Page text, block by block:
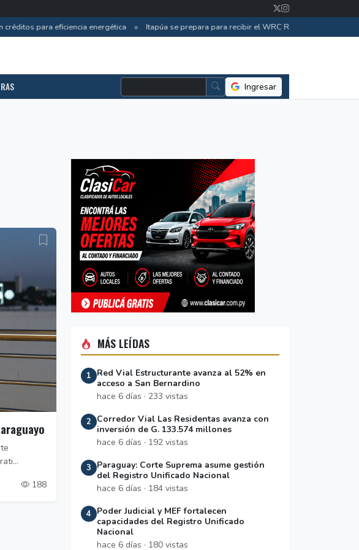
para eficiencia energética • Itapúa se prepara para recibir el WRC Rally 2026 con
Ingresar
188
MÁS LEÍDAS
1
Red Vial Estructurante avanza al 52% en
acceso a San Bernardino
hace 6 días · 233 vistas
2
Corredor Vial Las Residentas avanza con
inversión de G. 133.574 millones
hace 6 días · 192 vistas
3
Paraguay: Corte Suprema asume gestión
del Registro Unificado Nacional
hace 6 días · 184 vistas
4
Poder Judicial y MEF fortalecen
capacidades del Registro Unificado
Nacional
hace 6 días · 180 vistas